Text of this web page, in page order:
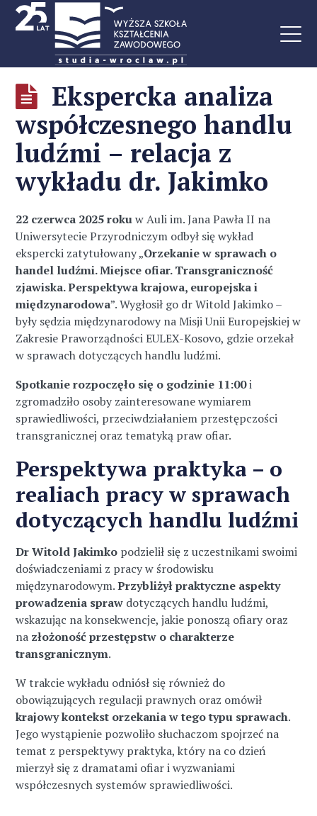
Ekspercka analiza
współczesnego handlu
ludźmi – relacja z
wykładu dr. Jakimko
22 czerwca 2025 rokuw Auli im. Jana Pawła II na
Uniwersytecie Przyrodniczym odbył się wykład
ekspercki zatytułowany „Orzekanie w sprawach o
handel ludźmi. Miejsce ofiar. Transgraniczność
zjawiska. Perspektywa krajowa, europejska i
międzynarodowa”. Wygłosił go dr Witold Jakimko –
były sędzia międzynarodowy na Misji Unii Europejskiej w
Zakresie Praworządności EULEX-Kosovo, gdzie orzekał
w sprawach dotyczących handlu ludźmi.
Spotkanie rozpoczęło się o godzinie 11:00i
zgromadziło osoby zainteresowane wymiarem
sprawiedliwości, przeciwdziałaniem przestępczości
transgranicznej oraz tematyką praw ofiar.
Perspektywa praktyka – o
realiach pracy w sprawach
dotyczących handlu ludźmi
Dr Witold Jakimko podzielił się z uczestnikami swoimi
doświadczeniami z pracy w środowisku
międzynarodowym.Przybliżył praktyczne aspekty
prowadzenia spraw dotyczących handlu ludźmi,
wskazując na konsekwencje, jakie ponoszą ofiary oraz
na złożoność przestępstw o charakterze
transgranicznym.
W trakcie wykładu odniósł się również do
obowiązujących regulacji prawnych oraz omówił
krajowy kontekst orzekania w tego typu sprawach.
Jego wystąpienie pozwoliło słuchaczom spojrzeć na
temat z perspektywy praktyka, który na co dzień
mierzył się z dramatami ofiar i wyzwaniami
współczesnych systemów sprawiedliwości.